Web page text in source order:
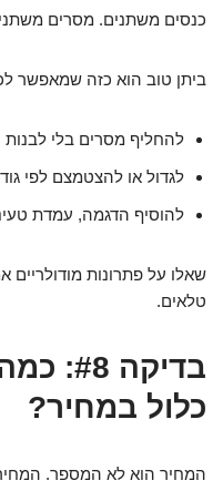
כנסים משתנים. מסרים
ביתן טוב הוא כזה שמאפשר
להחליף מסרים בלי
לגדול או להצטמצם לפי
להוסיף הדגמה, עמדת
שאלו על פתרונות מודולריים
טלאים.
בדיקה
כלול במחיר?
המחיר הוא לא המספר.